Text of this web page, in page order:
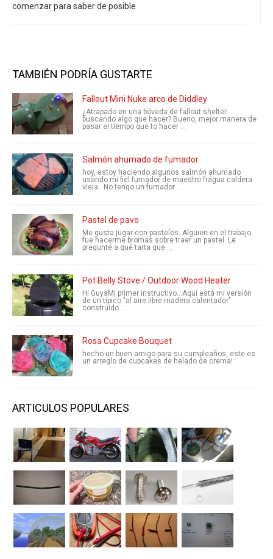
comenzar para saber de posible
TAMBIÉN PODRÍA GUSTARTE
Fallout Mini Nuke arco de Diddley
¿Atrapado en una bóveda de fallout shelter
buscando algo que hacer? Bueno, mejor manera de
pasar el tiempo que to hacer ...
Salmón ahumado de fumador
hoy, estoy haciendo algunos salmón ahumado
usando mi fiel fumador de maestro fragua caldera
vieja. No tengo un fumador ...
Pastel de pavo
Me gusta jugar con pasteles. Alguien en el trabajo
fue hacerme bromas sobre traer un pastel. Le
pregunté a qué tarta que ...
Pot Belly Stove / Outdoor Wood Heater
Hi GuysMi primer instructivo...Aquí está mi versión
de un típico "al aire libre madera calentador"
construido ...
Rosa Cupcake Bouquet
hecho un buen amigo para su cumpleaños, este es
un arreglo de cupcakes de helado de crema!
ARTICULOS POPULARES